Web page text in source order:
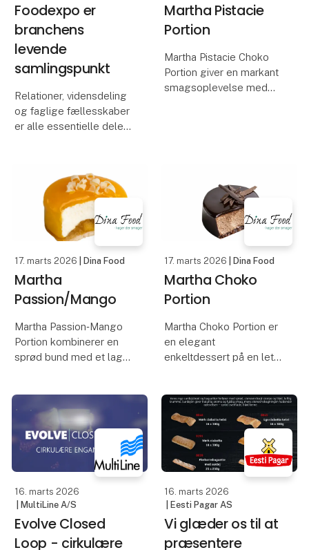
Foodexpo er
branchens
levende
samlingspunkt
Relationer, vidensdeling
og faglige fællesskaber
er alle essentielle dele
fødevarebranchens
forskellige faggrupper
at mødes, netværke og
spejle sig i hinanden.
Foodexpo finde
Martha Pistacie
Portion
Martha Pistacie Choko
Portion giver en markant
smagsoplevelse med
17. marts 2026 | Dina Food
Martha
Passion/Mango
Martha Passion‑Mango
Portion kombinerer en
sprød bund med et lag
mousse. Den
glacerede overflade
giver et blankt og
farveintensivt udtry
17. marts 2026 | Dina Food
Martha Choko
Portion
Martha Choko Portion er
en elegant
enkeltdessert på en let
chokoladeganache og
en luftig mousse med
dyb kakaosmag. Den
blanke, glacerede
overflade giver et
16. marts 2026
| MultiLine A/S
Evolve Closed
Loop - cirkulære
16. marts 2026
| Eesti Pagar AS
Vi glæder os til at
præsentere